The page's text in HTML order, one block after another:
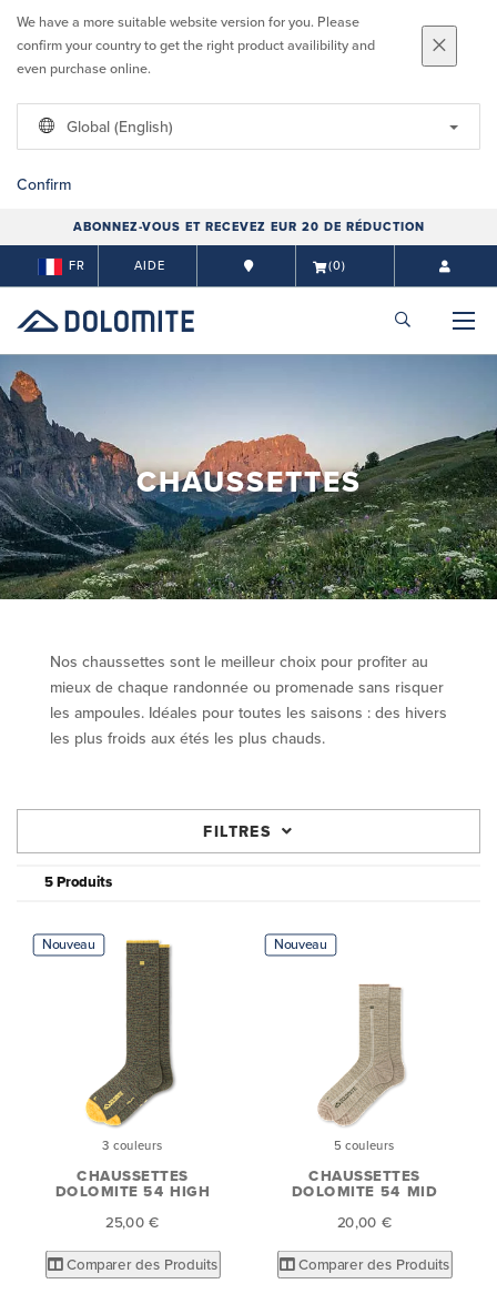
We have a more suitable website version for you. Please
confirm your country to get the right product availibility and
even purchase online.
Global (English)
Confirm
ABONNEZ-VOUS ET RECEVEZ EUR 20 DE RÉDUCTION
FR AIDE (0)
CHAUSSETTES
Nos chaussettes sont le meilleur choix pour profiter au
mieux de chaque randonnée ou promenade sans risquer
les ampoules. Idéales pour toutes les saisons : des hivers
les plus froids aux étés les plus chauds.
FILTRES
5 Produits
Nouveau
3 couleurs
CHAUSSETTES
DOLOMITE 54 HIGH
25,00 €
Comparer des Produits
Nouveau
5 couleurs
CHAUSSETTES
DOLOMITE 54 MID
20,00 €
Comparer des Produits